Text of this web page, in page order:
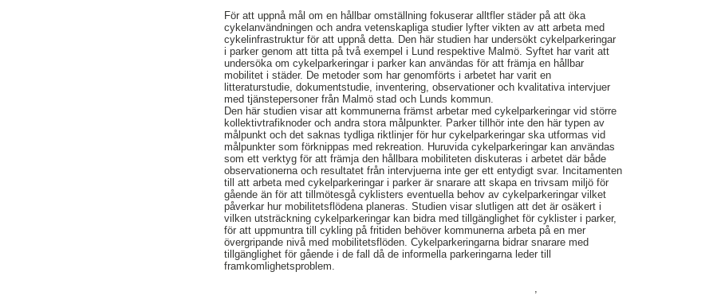
För att uppnå mål om en hållbar omställning fokuserar alltfler städer på att öka
cykelanvändningen och andra vetenskapliga studier lyfter vikten av att arbeta med
cykelinfrastruktur för att uppnå detta. Den här studien har undersökt cykelparkeringar
i parker genom att titta på två exempel i Lund respektive Malmö. Syftet har varit att
undersöka om cykelparkeringar i parker kan användas för att främja en hållbar
mobilitet i städer. De metoder som har genomförts i arbetet har varit en
litteraturstudie, dokumentstudie, inventering, observationer och kvalitativa intervjuer
med tjänstepersoner från Malmö stad och Lunds kommun.
Den här studien visar att kommunerna främst arbetar med cykelparkeringar vid större
kollektivtrafiknoder och andra stora målpunkter. Parker tillhör inte den här typen av
målpunkt och det saknas tydliga riktlinjer för hur cykelparkeringar ska utformas vid
målpunkter som förknippas med rekreation. Huruvida cykelparkeringar kan användas
som ett verktyg för att främja den hållbara mobiliteten diskuteras i arbetet där både
observationerna och resultatet från intervjuerna inte ger ett entydigt svar. Incitamenten
till att arbeta med cykelparkeringar i parker är snarare att skapa en trivsam miljö för
gående än för att tillmötesgå cyklisters eventuella behov av cykelparkeringar vilket
påverkar hur mobilitetsflödena planeras. Studien visar slutligen att det är osäkert i
vilken utsträckning cykelparkeringar kan bidra med tillgänglighet för cyklister i parker,
för att uppmuntra till cykling på fritiden behöver kommunerna arbeta på en mer
övergripande nivå med mobilitetsflöden. Cykelparkeringarna bidrar snarare med
tillgänglighet för gående i de fall då de informella parkeringarna leder till
framkomlighetsproblem.